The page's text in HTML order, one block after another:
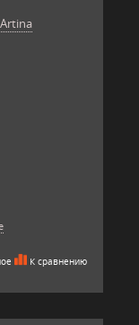
К сравнению